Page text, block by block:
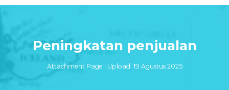
Peningkatan penjualan
Attachment Page | Upload: 19 Agustus 2025